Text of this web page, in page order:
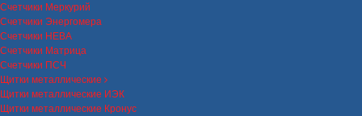
Счетчики Меркурий
Счетчики Энергомера
Счетчики НЕВА
Счетчики Матрица
Счетчики ПСЧ
Щитки металлические
Щитки металлические ИЭК
Щитки металлические Кронус